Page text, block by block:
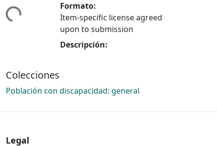
Formato:
Item-specific license agreed
upon to submission
Descripción:
Colecciones
Población con discapacidad: general
Legal